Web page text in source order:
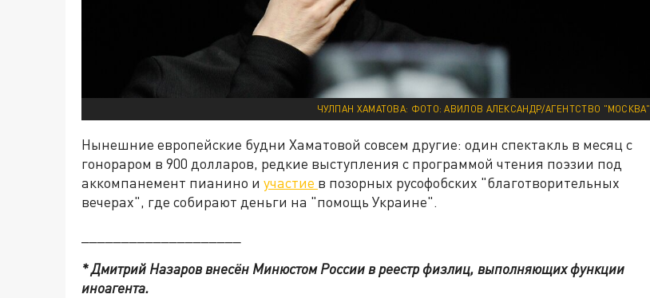
ЧУЛПАН ХАМАТОВА: ФОТО: АВИЛОВ АЛЕКСАНДР/АГЕНТСТВО "МОСКВА"
Нынешние европейские будни Хаматовой совсем другие: один спектакль в месяц с
гонораром в 900 долларов, редкие выступления с программой чтения поэзии под
аккомпанемент пианино и участие в позорных русофобских "благотворительных
вечерах", где собирают деньги на "помощь Украине".
* Дмитрий Назаров внесён Минюстом России в реестр физлиц, выполняющих функции
иноагента.